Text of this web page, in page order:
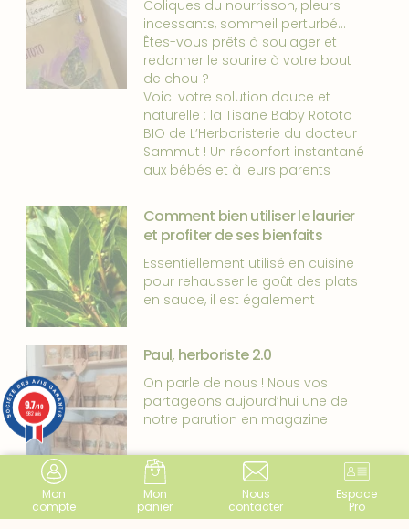
Mon
compte
Mon
panier
Nous
contacter
Espace
Pro
Coliques du nourrisson, pleurs
incessants, sommeil perturbé…
Êtes-vous prêts à soulager et
redonner le sourire à votre bout
de chou ?
Voici votre solution douce et
naturelle : la Tisane Baby Rototo
BIO de L’Herboristerie du docteur
Sammut ! Un réconfort instantané
aux bébés et à leurs parents
Comment bien utiliser le laurier
et profiter de ses bienfaits
Essentiellement utilisé en cuisine
pour rehausser le goût des plats
en sauce, il est également
Paul, herboriste 2.0
On parle de nous ! Nous vos
partageons aujourd’hui une de
notre parution en magazine
Tous les articles
9.7/10
982 avis